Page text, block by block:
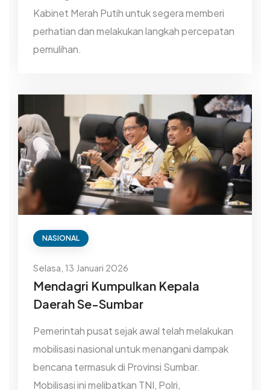
Kabinet Merah Putih untuk segera memberi
perhatian dan melakukan langkah percepatan
pemulihan.
NASIONAL
Selasa, 13 Januari 2026
Mendagri Kumpulkan Kepala
Daerah Se-Sumbar
Pemerintah pusat sejak awal telah melakukan
mobilisasi nasional untuk menangani dampak
bencana termasuk di Provinsi Sumbar.
Mobilisasi ini melibatkan TNI, Polri,